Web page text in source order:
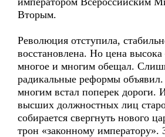
Вторым.
Революция отступила,
восстановлена. Но цена
многое и многим обещал.
радикальные реформы
многим встал поперек дороги.
высших должностных лиц
собирается свергнуть нового
трон «законному императору».